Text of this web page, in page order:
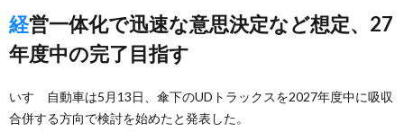
経営一体化で迅速な意思決定など想定、27
年度中の完了目指す
いすゞ自動車は5月13日、傘下のUDトラックスを2027年度中に吸収
合併する方向で検討を始めたと発表した。